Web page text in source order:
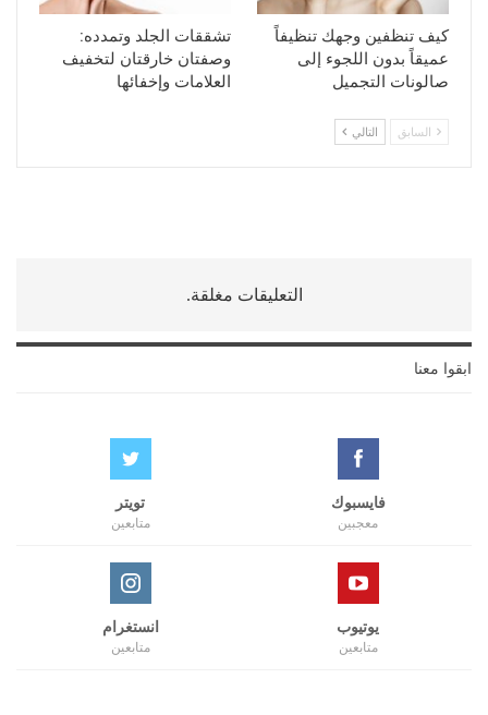
كيف تنظفين وجهك تنظيفاً
عميقاً بدون اللجوء إلى
صالونات التجميل
تشققات الجلد وتمدده:
وصفتان خارقتان لتخفيف
العلامات وإخفائها
السابق التالي
التعليقات مغلقة.
ابقوا معنا
فايسبوك
معجبين
تويتر
متابعين
يوتيوب
متابعين
انستغرام
متابعين